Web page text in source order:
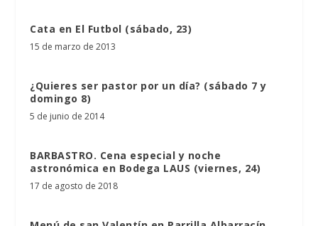
Cata en El Futbol (sábado, 23)
15 de marzo de 2013
¿Quieres ser pastor por un día? (sábado 7 y
domingo 8)
5 de junio de 2014
BARBASTRO. Cena especial y noche
astronómica en Bodega LAUS (viernes, 24)
17 de agosto de 2018